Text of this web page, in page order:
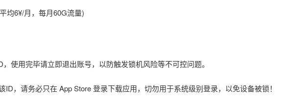
均6¥/月，每月60G流量)
使用完毕请立即退出账号，以防触发锁机风险等不可控问题。
ID，请务必只在 App Store 登录下载应用，切勿用于系统级别登录，以免设备被锁！